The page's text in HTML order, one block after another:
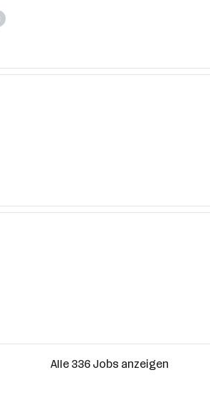
Alle 336 Jobs anzeigen